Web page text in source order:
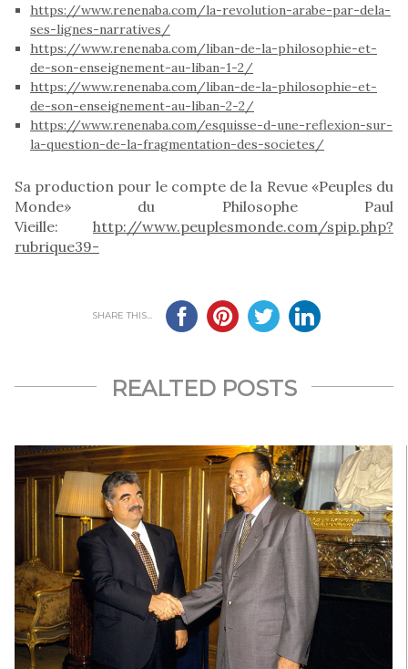
https://www.renenaba.com/la-revolution-arabe-par-dela-
ses-lignes-narratives/
https://www.renenaba.com/liban-de-la-philosophie-et-
de-son-enseignement-au-liban-1-2/
https://www.renenaba.com/liban-de-la-philosophie-et-
de-son-enseignement-au-liban-2-2/
https://www.renenaba.com/esquisse-d-une-reflexion-sur-
la-question-de-la-fragmentation-des-societes/
Sa production pour le compte de la Revue «Peuples du
Monde» du Philosophe Paul
Vieille: http://www.peuplesmonde.com/spip.php?
rubrique39-
SHARE THIS...
REALTED POSTS